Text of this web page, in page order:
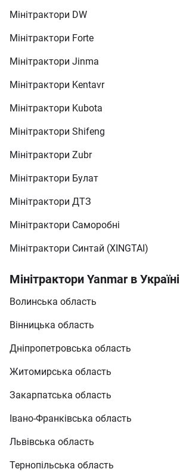
Мінітрактори DW
Мінітрактори Forte
Мінітрактори Jinma
Мінітрактори Kentavr
Мінітрактори Kubota
Мінітрактори Shifeng
Мінітрактори Zubr
Мінітрактори Булат
Мінітрактори ДТЗ
Мінітрактори Саморобні
Мінітрактори Синтай (XINGTAI)
Мінітрактори Yanmar в Україні
Волинська область
Вінницька область
Дніпропетровська область
Житомирська область
Закарпатська область
Івано-Франківська область
Львівська область
Тернопільська область